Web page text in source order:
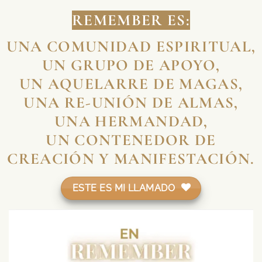
REMEMBER ES:
UNA COMUNIDAD ESPIRITUAL,
UN GRUPO DE APOYO,
UN AQUELARRE DE MAGAS,
UNA RE-UNIÓN DE ALMAS,
UNA HERMANDAD,
UN CONTENEDOR DE
CREACIÓN Y MANIFESTACIÓN.
ESTE ES MI LLAMADO